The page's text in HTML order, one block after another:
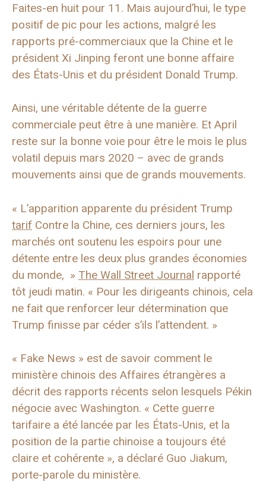
Faites-en huit pour 11. Mais aujourd’hui, le type
positif de pic pour les actions, malgré les
rapports pré-commerciaux que la Chine et le
président Xi Jinping feront une bonne affaire
des États-Unis et du président Donald Trump.
Ainsi, une véritable détente de la guerre
commerciale peut être à une manière. Et April
reste sur la bonne voie pour être le mois le plus
volatil depuis mars 2020 – avec de grands
mouvements ainsi que de grands mouvements.
« L’apparition apparente du président Trump
tarif Contre la Chine, ces derniers jours, les
marchés ont soutenu les espoirs pour une
détente entre les deux plus grandes économies
du monde, » The Wall Street Journal rapporté
tôt jeudi matin. « Pour les dirigeants chinois, cela
ne fait que renforcer leur détermination que
Trump finisse par céder s’ils l’attendent. »
« Fake News » est de savoir comment le
ministère chinois des Affaires étrangères a
décrit des rapports récents selon lesquels Pékin
négocie avec Washington. « Cette guerre
tarifaire a été lancée par les États-Unis, et la
position de la partie chinoise a toujours été
claire et cohérente », a déclaré Guo Jiakum,
porte-parole du ministère.